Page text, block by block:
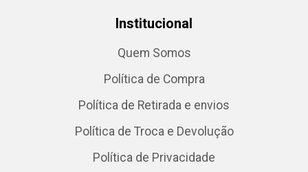
Institucional
Quem Somos
Política de Compra
Política de Retirada e envios
Política de Troca e Devolução
Política de Privacidade